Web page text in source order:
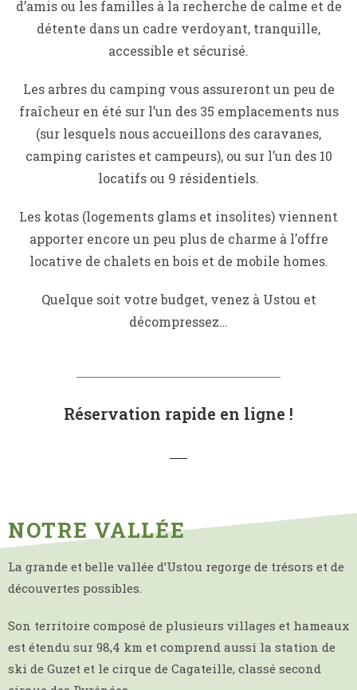
d’amis ou les familles à la recherche de calme et de
détente dans un cadre verdoyant, tranquille,
accessible et sécurisé.
Les arbres du camping vous assureront un peu de
fraîcheur en été sur l’un des 35 emplacements nus
(sur lesquels nous accueillons des caravanes,
camping caristes et campeurs), ou sur l’un des 10
locatifs ou 9 résidentiels.
Les kotas (logements glams et insolites) viennent
apporter encore un peu plus de charme à l’offre
locative de chalets en bois et de mobile homes.
Quelque soit votre budget, venez à Ustou et
décompressez…
Réservation rapide en ligne !
NOTRE VALLÉE
La grande et belle vallée d’Ustou regorge de trésors et de
découvertes possibles.
Son territoire composé de plusieurs villages et hameaux
est étendu sur 98,4 km et comprend aussi la station de
ski de Guzet et le cirque de Cagateille, classé second